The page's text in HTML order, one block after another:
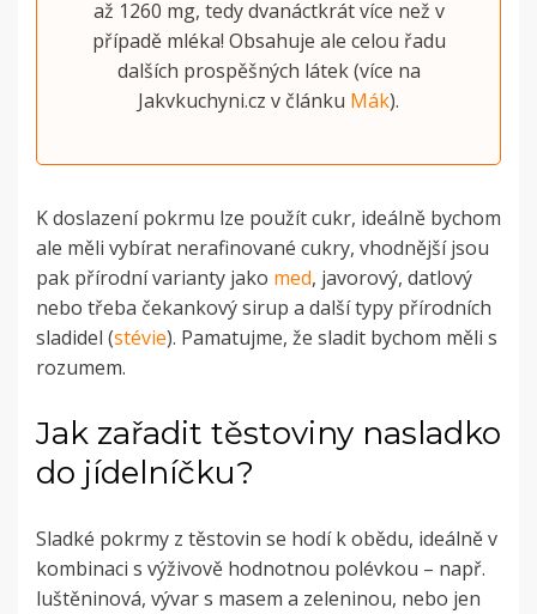
až 1260 mg, tedy dvanáctkrát více než v
případě mléka! Obsahuje ale celou řadu
dalších prospěšných látek (více na
Jakvkuchyni.cz v článku Mák).
K doslazení pokrmu lze použít cukr, ideálně bychom
ale měli vybírat nerafinované cukry, vhodnější jsou
pak přírodní varianty jako med, javorový, datlový
nebo třeba čekankový sirup a další typy přírodních
sladidel (stévie). Pamatujme, že sladit bychom měli s
rozumem.
Jak zařadit těstoviny nasladko
do jídelníčku?
Sladké pokrmy z těstovin se hodí k obědu, ideálně v
kombinaci s výživově hodnotnou polévkou – např.
luštěninová, vývar s masem a zeleninou, nebo jen